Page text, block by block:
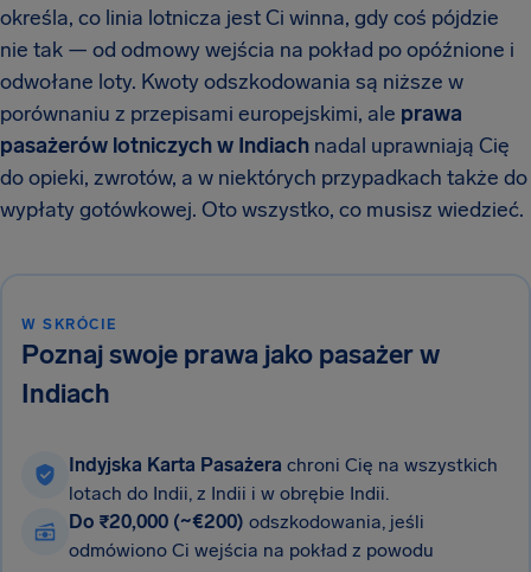
określa, co linia lotnicza jest Ci winna, gdy coś pójdzie
nie tak — od odmowy wejścia na pokład po opóźnione i
odwołane loty. Kwoty odszkodowania są niższe w
porównaniu z przepisami europejskimi, ale prawa
pasażerów lotniczych w Indiach nadal uprawniają Cię
do opieki, zwrotów, a w niektórych przypadkach także do
wypłaty gotówkowej. Oto wszystko, co musisz wiedzieć.
W SKRÓCIE
Poznaj swoje prawa jako pasażer w
Indiach
Indyjska Karta Pasażera chroni Cię na wszystkich
lotach do Indii, z Indii i w obrębie Indii.
Do ₹20,000 (~€200) odszkodowania, jeśli
odmówiono Ci wejścia na pokład z powodu